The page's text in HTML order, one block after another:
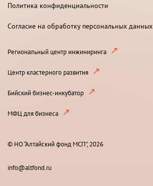
Политика конфиденциальности
Согласие на обработку персональных данных
Региональный центр инжиниринга
Центр кластерного развития
Бийский бизнес-инкубатор
МФЦ для бизнеса
© НО “Алтайский фонд МСП”, 2026
info@altfond.ru